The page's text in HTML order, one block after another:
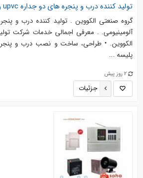
تولید کننده درب و پنجره های دو جداره upvc و آلومینیومی
پلیسه ...
2 روز پیش
جزئیات